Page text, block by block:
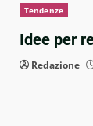
Tendenze
Idee per
Redazione